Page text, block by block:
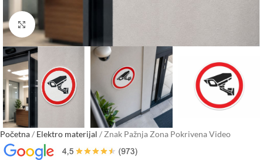
Click to enlarge
Početna/ Elektro materijal / Znak Pažnja Zona Pokrivena Video
Nadzorom 15X15cm